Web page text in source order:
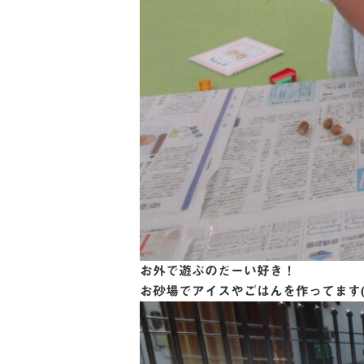
お外で遊ぶのだーい好き！
お砂場でアイスやごはんを作ってます